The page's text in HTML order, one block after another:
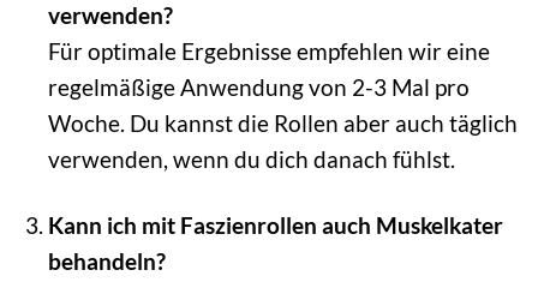
verwenden?
Für optimale Ergebnisse empfehlen wir eine
regelmäßige Anwendung von 2-3 Mal pro
Woche. Du kannst die Rollen aber auch täglich
verwenden, wenn du dich danach fühlst.
Kann ich mit Faszienrollen auch Muskelkater
behandeln?